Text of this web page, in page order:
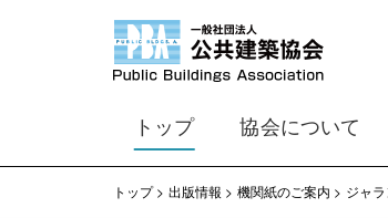
トップ 協会について
トップ 出版情報 機関紙のご案内 ジャ